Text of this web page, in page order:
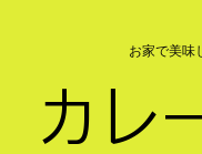
お家で美味